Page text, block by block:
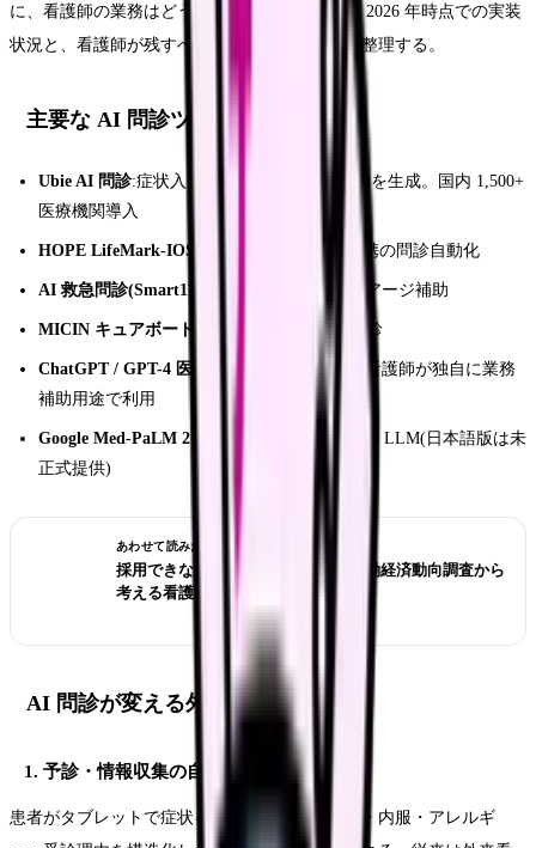
に、看護師の業務はどう変わるのか。本記事は 2026 年時点での実装
状況と、看護師が残すべきスキルを現場視点で整理する。
主要な AI 問診ツール一覧
Ubie AI 問診:症状入力から医師向け鑑別候補を生成。国内 1,500+
医療機関導入
HOPE LifeMark-IOS (富士通):電子カルテ連携の問診自動化
AI 救急問診(Smart119) :救急外来特化、トリアージ補助
MICIN キュアボード :オンライン診療+AI 問診
ChatGPT / GPT-4 医療特化プロンプト :現場看護師が独自に業務
補助用途で利用
Google Med-PaLM 2 :医師国家試験合格水準の LLM(日本語版は未
正式提供)
あわせて読みたい
採用できない職場を見抜くには？労働経済動向調査から
考える看護師の面接質問
AI 問診が変える外来看護の 3 領域
1. 予診・情報収集の自動化
患者がタブレットで症状を入力すると、既往歴・内服・アレルギ